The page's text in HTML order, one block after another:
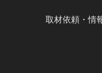
取材依頼・情